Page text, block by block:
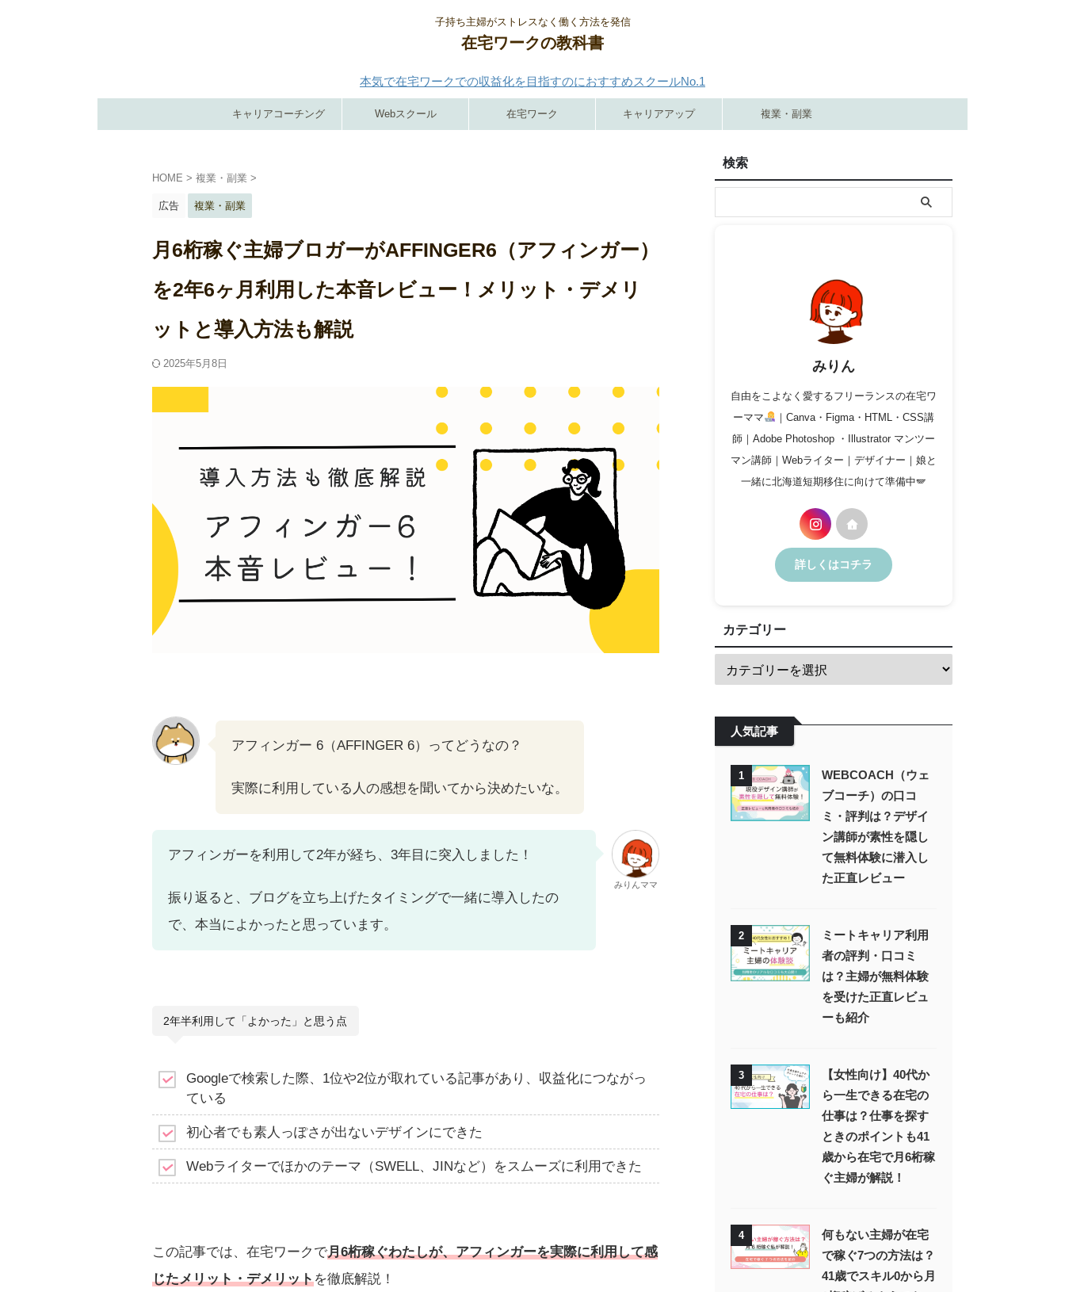
子持ち主婦がストレスなく働く方法を発信
在宅ワークの教科書
本気で在宅ワークでの収益化を目指すのにおすすめスクールNo.1
キャリアコーチング Webスクール 在宅ワーク キャリアアップ 複業・副業
HOME > 複業・副業 >
広告 複業・副業
月6桁稼ぐ主婦ブロガーがAFFINGER6（アフィンガー）
を2年6ヶ月利用した本音レビュー！メリット・デメリ
ットと導入方法も解説
2025年5月8日
アフィンガー 6（AFFINGER 6）ってどうなの？
実際に利用している人の感想を聞いてから決めたいな。
アフィンガーを利用して2年が経ち、3年目に突入しました！
振り返ると、ブログを立ち上げたタイミングで一緒に導入したの
で、本当によかったと思っています。
みりんママ
2年半利用して「よかった」と思う点
Googleで検索した際、1位や2位が取れている記事があり、収益化につながっ
ている
初心者でも素人っぽさが出ないデザインにできた
Webライターでほかのテーマ（SWELL、JINなど）をスムーズに利用できた
この記事では、在宅ワークで月6桁稼ぐわたしが、アフィンガーを実際に利用して感
じたメリット・デメリットを徹底解説！
検索
みりん
自由をこよなく愛するフリーランスの在宅ワ
ーママ
｜Canva・Figma・HTML・CSS講
師｜Adobe Photoshop ・Illustrator マンツー
マン講師｜Webライター｜デザイナー｜娘と
一緒に北海道短期移住に向けて準備中🪽
詳しくはコチラ
カテゴリー
人気記事
1
WEBCOACH（ウェ
ブコーチ）の口コ
ミ・評判は？デザイ
ン講師が素性を隠し
て無料体験に潜入し
た正直レビュー
2
ミートキャリア利用
者の評判・口コミ
は？主婦が無料体験
を受けた正直レビュ
ーも紹介
3
【女性向け】40代か
ら一生できる在宅の
仕事は？仕事を探す
ときのポイントも41
歳から在宅で月6桁稼
ぐ主婦が解説！
4
何もない主婦が在宅
で稼ぐ7つの方法は？
41歳でスキル0から月